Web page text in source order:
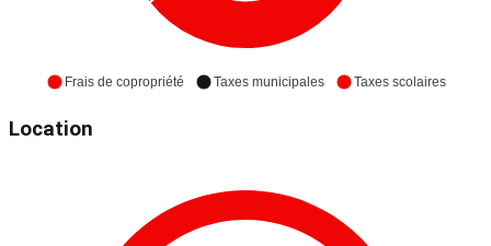
Frais de copropriété Taxes municipales Taxes scolaires
Location